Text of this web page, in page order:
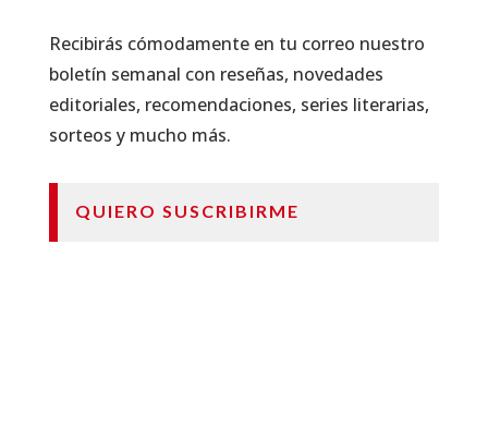
Recibirás cómodamente en tu correo nuestro
boletín semanal con reseñas, novedades
editoriales, recomendaciones, series literarias,
sorteos y mucho más.
QUIERO SUSCRIBIRME